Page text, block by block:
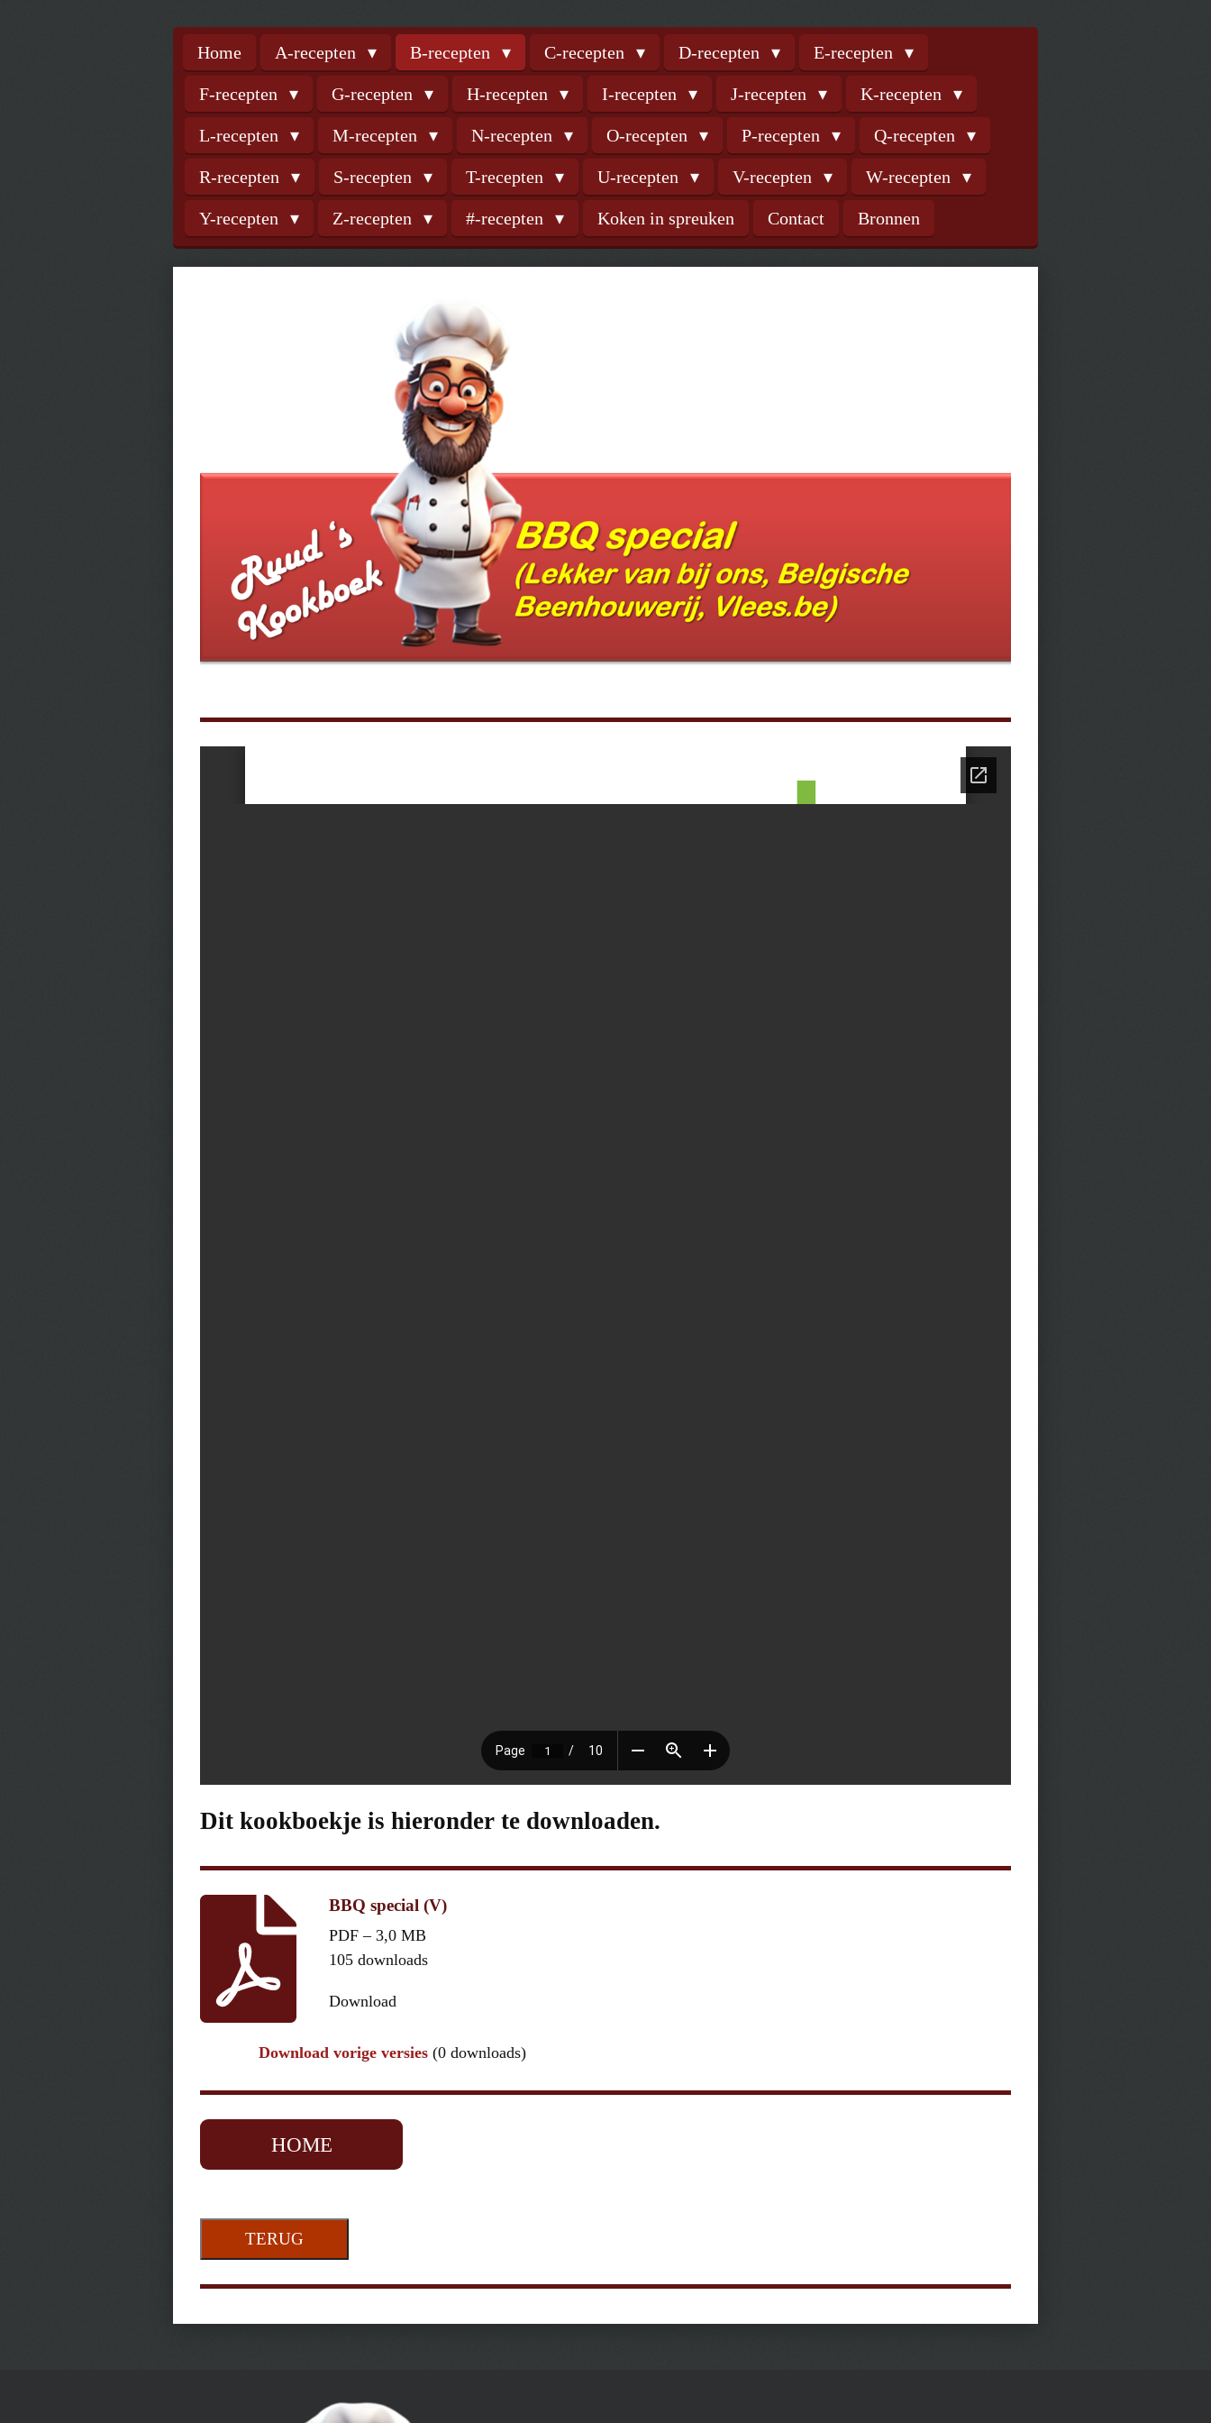
Home A-recepten B-recepten C-recepten D-recepten E-recepten
F-recepten G-recepten H-recepten I-recepten J-recepten K-recepten
L-recepten M-recepten N-recepten O-recepten P-recepten Q-recepten
R-recepten S-recepten T-recepten U-recepten V-recepten W-recepten
Y-recepten Z-recepten #-recepten Koken in spreuken Contact Bronnen
Dit kookboekje is hieronder te downloaden.
BBQ special (V)
PDF – 3,0 MB
105 downloads
Download
Download vorige versies (0 downloads)
HOME
TERUG